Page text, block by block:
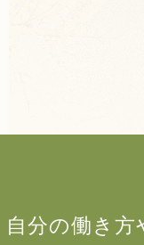
自分の働き